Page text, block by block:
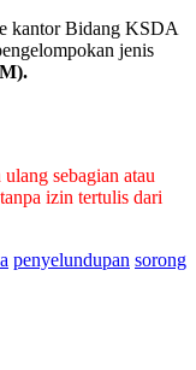
kantor Bidang KSDA
jenis
sebagian atau
izin tertulis dari
penyelundupan sorong